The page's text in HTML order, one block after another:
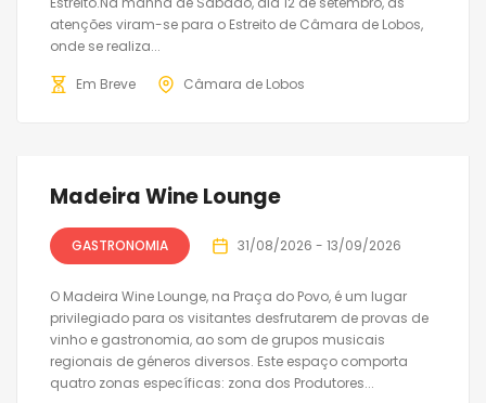
atenções viram-se para o Estreito de Câmara de Lobos,
onde se realiza...
Em Breve Câmara de Lobos
Madeira Wine Lounge
GASTRONOMIA 31/08/2026 - 13/09/2026
O Madeira Wine Lounge, na Praça do Povo, é um lugar
privilegiado para os visitantes desfrutarem de provas de
vinho e gastronomia, ao som de grupos musicais
regionais de géneros diversos. Este espaço comporta
quatro zonas específicas: zona dos Produtores...